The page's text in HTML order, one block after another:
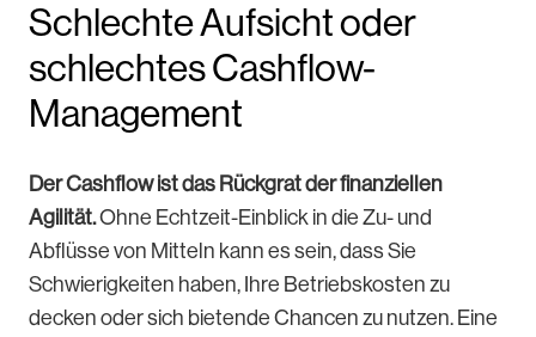
Schlechte Aufsicht oder
schlechtes Cashflow-
Management
Der Cashflow ist das Rückgrat der finanziellen
Agilität.Ohne Echtzeit-Einblick in die Zu- und
Abflüsse von Mitteln kann es sein, dass Sie
Schwierigkeiten haben, Ihre Betriebskosten zu
decken oder sich bietende Chancen zu nutzen. Eine